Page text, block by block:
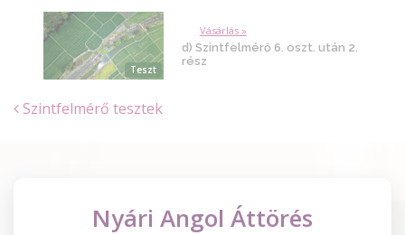
Teszt
Vásárlás »
d) Szintfelmérő 6. oszt. után 2.
rész
Szintfelmérő tesztek
Nyári Angol Áttörés